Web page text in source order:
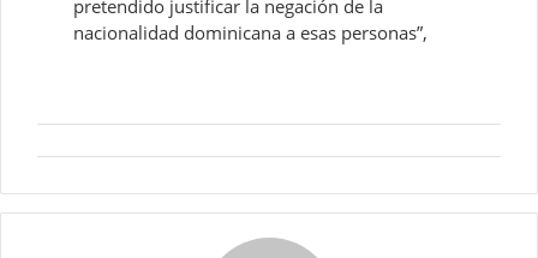
pretendido justificar la negación de la
nacionalidad dominicana a esas personas”,